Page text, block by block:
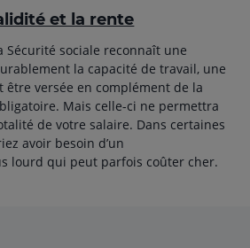
et la rente
Sécurité sociale reconnaît une
la capacité de travail, une
être versée en complément de la
Mais celle-ci ne permettra
de votre salaire. Dans certaines
avoir besoin d’un
lourd qui peut parfois coûter cher.